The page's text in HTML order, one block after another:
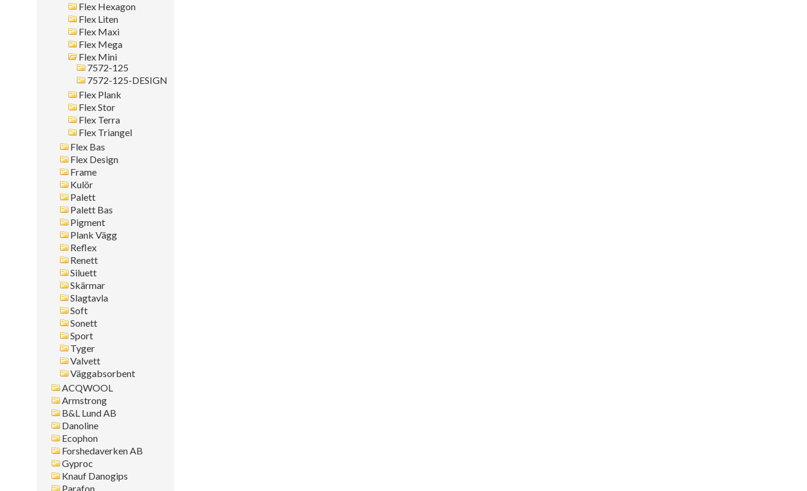
Flex Hexagon
Flex Liten
Flex Maxi
Flex Mega
Flex Mini
7572-125
7572-125-DESIGN
Flex Plank
Flex Stor
Flex Terra
Flex Triangel
Flex Bas
Flex Design
Frame
Kulör
Palett
Palett Bas
Pigment
Plank Vägg
Reflex
Renett
Siluett
Skärmar
Slagtavla
Soft
Sonett
Sport
Tyger
Valvett
Väggabsorbent
ACQWOOL
Armstrong
B&L Lund AB
Danoline
Ecophon
Forshedaverken AB
Gyproc
Knauf Danogips
Parafon